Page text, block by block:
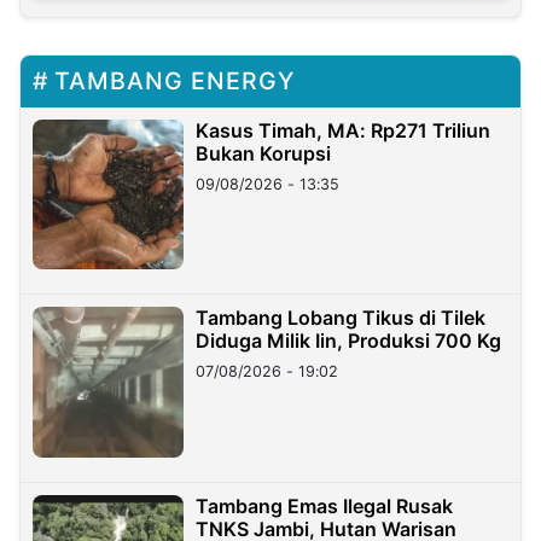
TAMBANG ENERGY
Kasus Timah, MA: Rp271 Triliun
Bukan Korupsi
09/08/2026 - 13:35
Tambang Lobang Tikus di Tilek
Diduga Milik Iin, Produksi 700 Kg
07/08/2026 - 19:02
Tambang Emas Ilegal Rusak
TNKS Jambi, Hutan Warisan